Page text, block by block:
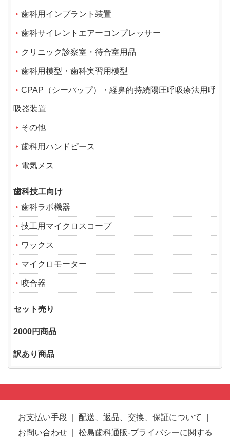
歯科用インプラント装置
歯科サイレントエアーコンプレッサー
クリニック診察室・待合室用品
歯科用模型・歯科実習用模型
CPAP（シーパップ）・経鼻的持続陽圧呼吸療法用呼
吸器装置
その他
歯科用ハンドピース
電気メス
歯科技工向け
歯科ラボ機器
技工用マイクロスコープ
ワックス
マイクロモーター
咬合器
セット売り
2000円商品
訳あり商品
お支払い手段 配送、返品、交換、保証について
お問い合わせ
松島歯科通販-プライバシーに関する